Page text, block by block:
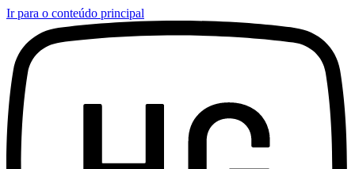
Ir para o conteúdo principal